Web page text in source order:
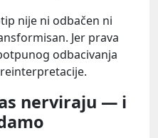
nije ni odbačen ni
Jer prava
odbacivanja
nerviraju — i